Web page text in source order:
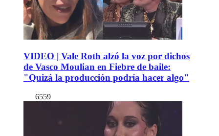
VIDEO | Vale Roth alzó la voz por dichos
de Vasco Moulian en Fiebre de baile:
"Quizá la producción podría hacer algo"
6559